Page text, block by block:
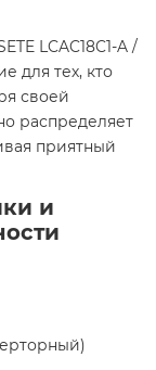
LCAC18C1-A /
для тех, кто
своей
распределяет
приятный
и